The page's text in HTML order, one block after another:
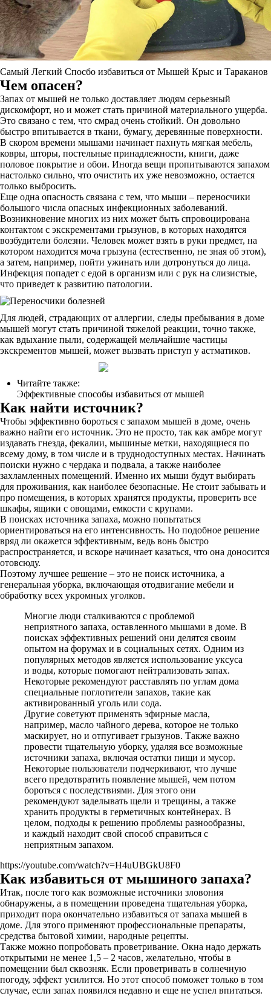
Самый Легкий Спосбо избавиться от Мышей Крыс и Тараканов
Чем опасен?
Запах от мышей не только доставляет людям серьезный
дискомфорт, но и может стать причиной материального ущерба.
Это связано с тем, что смрад очень стойкий. Он довольно
быстро впитывается в ткани, бумагу, деревянные поверхности.
В скором времени мышами начинает пахнуть мягкая мебель,
ковры, шторы, постельные принадлежности, книги, даже
половое покрытие и обои. Иногда вещи пропитываются запахом
настолько сильно, что очистить их уже невозможно, остается
только выбросить.
Еще одна опасность связана с тем, что мыши – переносчики
большого числа опасных инфекционных заболеваний.
Возникновение многих из них может быть спровоцирована
контактом с экскрементами грызунов, в которых находятся
возбудители болезни. Человек может взять в руки предмет, на
котором находится моча грызуна (естественно, не зная об этом),
а затем, например, пойти ужинать или дотронуться до лица.
Инфекция попадет с едой в организм или с рук на слизистые,
что приведет к развитию патологии.
Для людей, страдающих от аллергии, следы пребывания в доме
мышей могут стать причиной тяжелой реакции, точно также,
как вдыхание пыли, содержащей мельчайшие частицы
экскрементов мышей, может вызвать приступ у астматиков.
Читайте также:
Эффективные способы избавиться от мышей
Как найти источник?
Чтобы эффективно бороться с запахом мышей в доме, очень
важно найти его источник. Это не просто, так как амбре могут
издавать гнезда, фекалии, мышиные метки, находящиеся по
всему дому, в том числе и в труднодоступных местах. Начинать
поиски нужно с чердака и подвала, а также наиболее
захламленных помещений. Именно их мыши будут выбирать
для проживания, как наиболее безопасные. Не стоит забывать и
про помещения, в которых хранятся продукты, проверить все
шкафы, ящики с овощами, емкости с крупами.
В поисках источника запаха, можно попытаться
ориентироваться на его интенсивность. Но подобное решение
вряд ли окажется эффективным, ведь вонь быстро
распространяется, и вскоре начинает казаться, что она доносится
отовсюду.
Поэтому лучшее решение – это не поиск источника, а
генеральная уборка, включающая отодвигание мебели и
обработку всех укромных уголков.
Многие люди сталкиваются с проблемой
неприятного запаха, оставленного мышами в доме. В
поисках эффективных решений они делятся своим
опытом на форумах и в социальных сетях. Одним из
популярных методов является использование уксуса
и воды, которые помогают нейтрализовать запах.
Некоторые рекомендуют расставлять по углам дома
специальные поглотители запахов, такие как
активированный уголь или сода.
Другие советуют применять эфирные масла,
например, масло чайного дерева, которое не только
маскирует, но и отпугивает грызунов. Также важно
провести тщательную уборку, удаляя все возможные
источники запаха, включая остатки пищи и мусор.
Некоторые пользователи подчеркивают, что лучше
всего предотвратить появление мышей, чем потом
бороться с последствиями. Для этого они
рекомендуют заделывать щели и трещины, а также
хранить продукты в герметичных контейнерах. В
целом, подходы к решению проблемы разнообразны,
и каждый находит свой способ справиться с
неприятным запахом.
https://youtube.com/watch?v=H4uUBGkU8F0
Как избавиться от мышиного запаха?
Итак, после того как возможные источники зловония
обнаружены, а в помещении проведена тщательная уборка,
приходит пора окончательно избавиться от запаха мышей в
доме. Для этого применяют профессиональные препараты,
средства бытовой химии, народные рецепты.
Также можно попробовать проветривание. Окна надо держать
открытыми не менее 1,5 – 2 часов, желательно, чтобы в
помещении был сквозняк. Если проветривать в солнечную
погоду, эффект усилится. Но этот способ поможет только в том
случае, если запах появился недавно и еще не успел впитаться.